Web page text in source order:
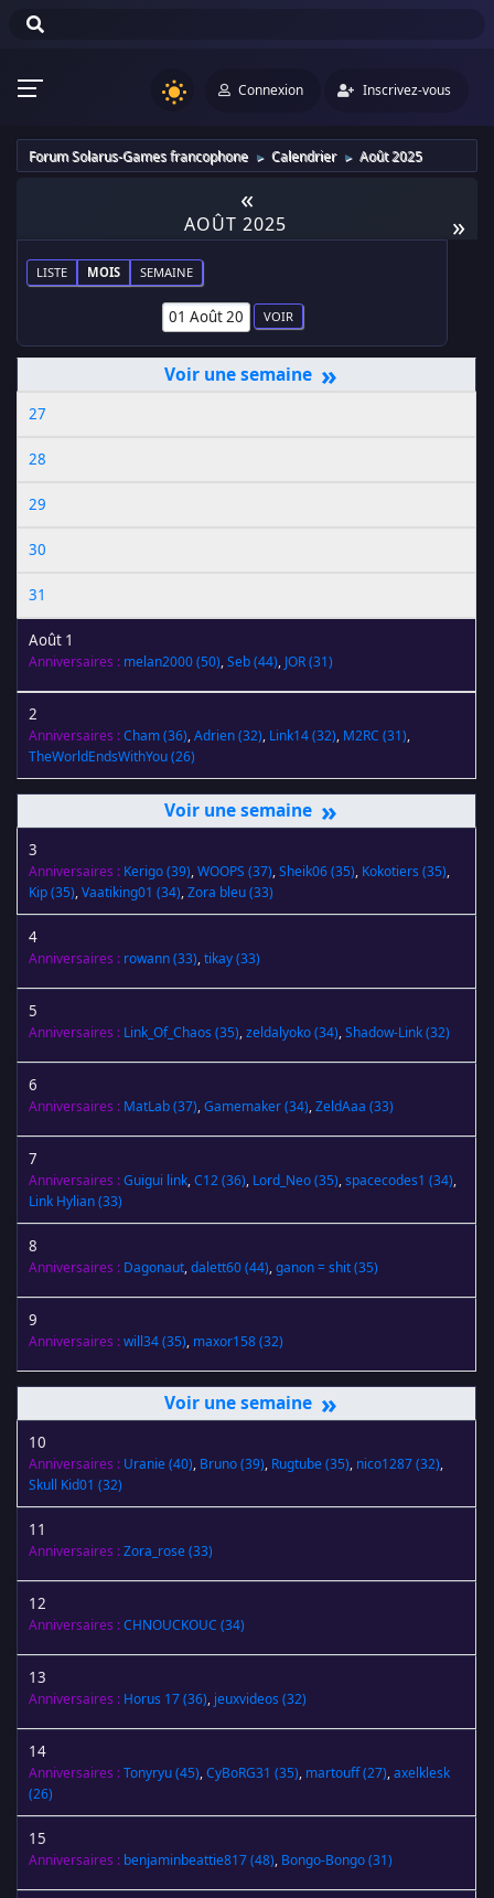
Connexion Inscrivez-vous
Forum Solarus-Games francophone ► Calendrier ► Août 2025
«
»
AOÛT 2025
LISTE MOIS SEMAINE
»
27
28
29
30
31
Août 1
Anniversaires : melan2000(50),Seb(44), JOR(31)
2
Anniversaires :Cham(36),Adrien(32), Link14(32), M2RC (31),
TheWorldEndsWithYou(26)
»
3
Anniversaires : Kerigo(39),WOOPS (37),Sheik06(35), Kokotiers (35),
Kip(35),Vaatiking01 (34),Zora bleu(33)
4
Anniversaires : rowann(33),tikay(33)
5
Anniversaires : Link_Of_Chaos (35),zeldalyoko(34),Shadow-Link(32)
6
Anniversaires : MatLab(37),Gamemaker(34),ZeldAaa (33)
7
Anniversaires :Guigui link,C12(36), Lord_Neo(35),spacecodes1 (34),
Link Hylian(33)
8
Anniversaires : Dagonaut,dalett60(44),ganon = shit(35)
9
Anniversaires :will34(35), maxor158(32)
»
10
Anniversaires : Uranie(40), Bruno(39), Rugtube(35), nico1287(32),
Skull Kid01 (32)
11
Anniversaires :Zora_rose(33)
12
Anniversaires :CHNOUCKOUC (34)
13
Anniversaires : Horus 17(36), jeuxvideos (32)
14
Anniversaires :Tonyryu(45),CyBoRG31 (35), martouff(27),axelklesk
(26)
15
Anniversaires : benjaminbeattie817(48), Bongo-Bongo(31)